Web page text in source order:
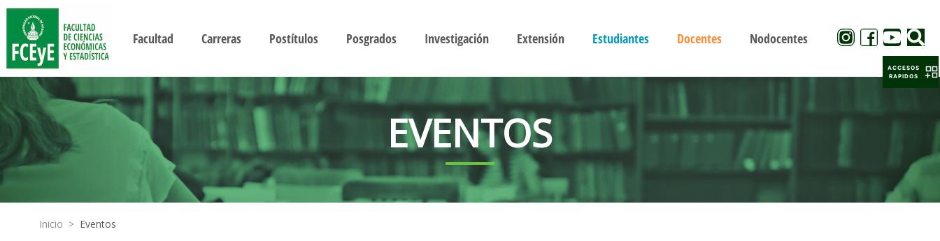
Facultad Carreras Postítulos Posgrados Investigación Extensión Estudiantes Docentes Nodocentes
EVENTOS
Inicio > Eventos
ACCESOS
RAPIDOS